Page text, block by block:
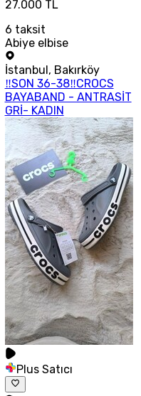
27.000 TL
6 taksit
Abiye elbise
İstanbul , Bakırköy
‼SON 36-38‼CROCS
BAYABAND - ANTRASİT
GRİ- KADIN
Plus Satıcı